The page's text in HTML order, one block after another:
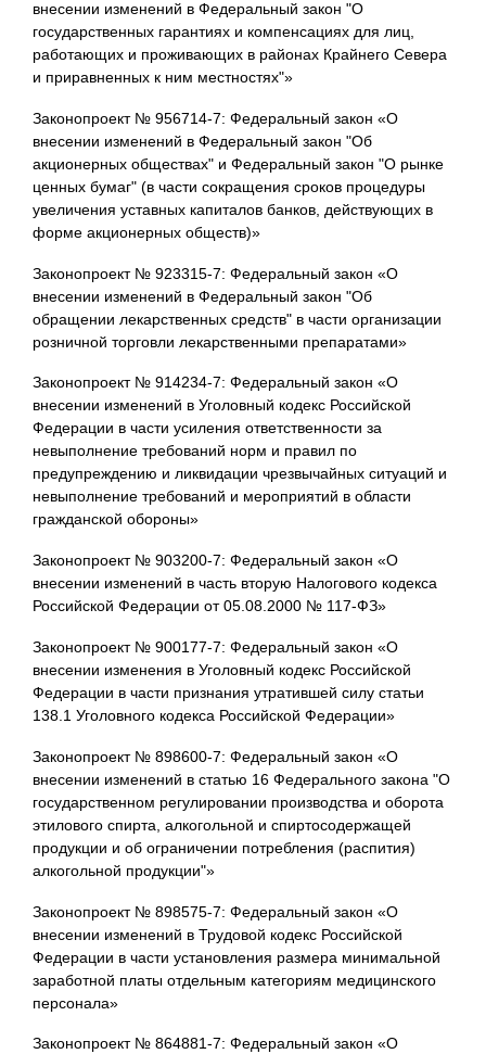
внесении изменений в Федеральный закон "О
государственных гарантиях и компенсациях для лиц,
работающих и проживающих в районах Крайнего Севера
и приравненных к ним местностях"»
Законопроект № 956714-7: Федеральный закон «О
внесении изменений в Федеральный закон "Об
акционерных обществах" и Федеральный закон "О рынке
ценных бумаг" (в части сокращения сроков процедуры
увеличения уставных капиталов банков, действующих в
форме акционерных обществ)»
Законопроект № 923315-7: Федеральный закон «О
внесении изменений в Федеральный закон "Об
обращении лекарственных средств" в части организации
розничной торговли лекарственными препаратами»
Законопроект № 914234-7: Федеральный закон «О
внесении изменений в Уголовный кодекс Российской
Федерации в части усиления ответственности за
невыполнение требований норм и правил по
предупреждению и ликвидации чрезвычайных ситуаций и
невыполнение требований и мероприятий в области
гражданской обороны»
Законопроект № 903200-7: Федеральный закон «О
внесении изменений в часть вторую Налогового кодекса
Российской Федерации от 05.08.2000 № 117-ФЗ»
Законопроект № 900177-7: Федеральный закон «О
внесении изменения в Уголовный кодекс Российской
Федерации в части признания утратившей силу статьи
138.1 Уголовного кодекса Российской Федерации»
Законопроект № 898600-7: Федеральный закон «О
внесении изменений в статью 16 Федерального закона "О
государственном регулировании производства и оборота
этилового спирта, алкогольной и спиртосодержащей
продукции и об ограничении потребления (распития)
алкогольной продукции"»
Законопроект № 898575-7: Федеральный закон «О
внесении изменений в Трудовой кодекс Российской
Федерации в части установления размера минимальной
заработной платы отдельным категориям медицинского
персонала»
Законопроект № 864881-7: Федеральный закон «О